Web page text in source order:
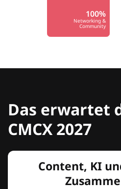
100%
Networking &
Community
Das erwartet
CMCX 2027
Content, KI